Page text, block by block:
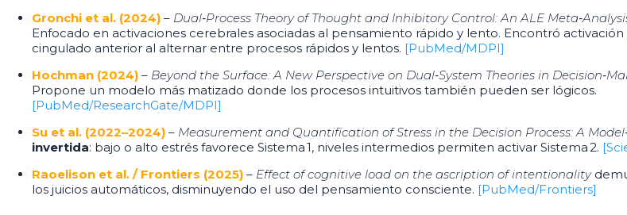
Gronchi et al. (2024) – Dual‑Process Theory of Thought and Inhibitory Control: An ALE
Enfocado en activaciones cerebrales asociadas al pensamiento rápido y lento. Encontró
cingulado anterior al alternar entre procesos rápidos y lentos. [PubMed/MDPI]
Hochman (2024) – Beyond the Surface: A New Perspective on Dual‑System Theories in
Propone un modelo más matizado donde los procesos intuitivos también pueden ser lógicos.
[PubMed/ResearchGate/MDPI]
Su et al. (2022–2024) – Measurement and Quantification of Stress in the Decision Process: A
invertida: bajo o alto estrés favorece Sistema 1, niveles intermedios permiten activar Sistema 2.
Raoelison et al. / Frontiers (2025) – Effect of cognitive load on the ascription of intentionality
los juicios automáticos, disminuyendo el uso del pensamiento consciente. [PubMed/Frontiers]